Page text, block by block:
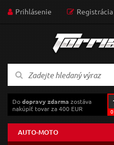
Prihlásenie Registrácia
Dodopravy zdarma zostáva
nakúpiť tovar za 400 EUR
0
AUTO-MOTO